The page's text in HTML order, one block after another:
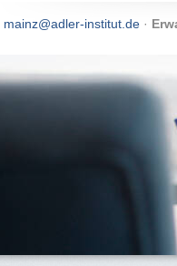
mainz@adler-institut.de ·